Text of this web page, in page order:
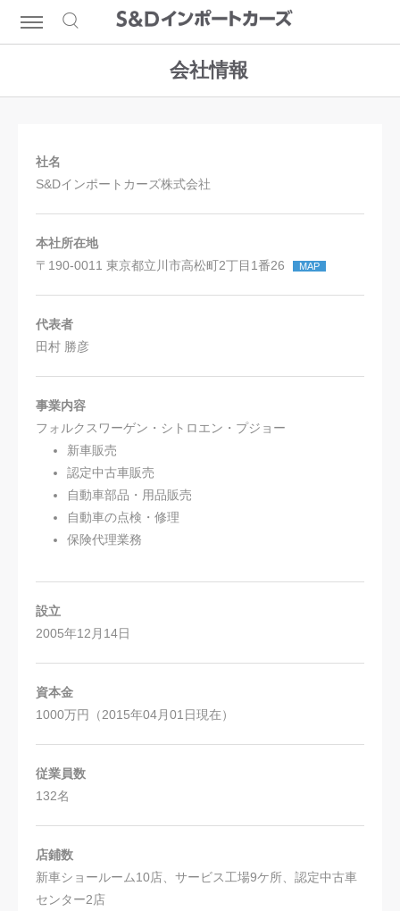
会社情報
社名
S&Dインポートカーズ株式会社
本社所在地
〒190-0011 東京都立川市高松町2丁目1番26
MAP
代表者
田村 勝彦
事業内容
フォルクスワーゲン・シトロエン・プジョー
新車販売
認定中古車販売
自動車部品・用品販売
自動車の点検・修理
保険代理業務
設立
2005年12月14日
資本金
1000万円（2015年04月01日現在）
従業員数
132名
店鋪数
新車ショールーム10店、サービス工場9ケ所、認定中古車
センター2店